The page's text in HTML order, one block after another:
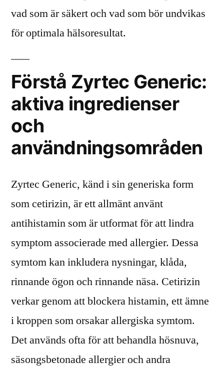
säkert,
är
vad som är säkert och vad som bör undvikas
för optimala hälsoresultat.
Förstå Zyrtec Generic:
aktiva ingredienser
och
användningsområden
Zyrtec Generic, känd i sin generiska form
som cetirizin, är ett allmänt använt
antihistamin som är utformat för att lindra
symptom associerade med allergier. Dessa
symtom kan inkludera nysningar, klåda,
rinnande ögon och rinnande näsa. Cetirizin
verkar genom att blockera histamin, ett ämne
i kroppen som orsakar allergiska symtom.
Det används ofta för att behandla hösnuva,
säsongsbetonade allergier och andra